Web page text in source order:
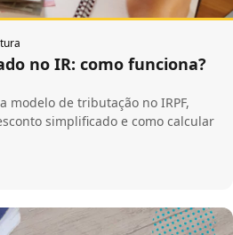
no IR: como funciona?
modelo de tributação no IRPF,
simplificado e como calcular